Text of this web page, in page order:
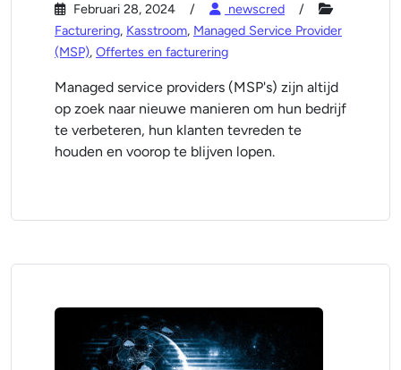
Februari 28, 2024
newscred
Facturering, Kasstroom, Managed Service Provider
(MSP), Offertes en facturering
Managed service providers (MSP's) zijn altijd
op zoek naar nieuwe manieren om hun bedrijf
te verbeteren, hun klanten tevreden te
houden en voorop te blijven lopen.